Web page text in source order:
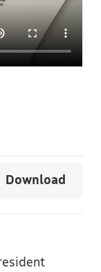
Download